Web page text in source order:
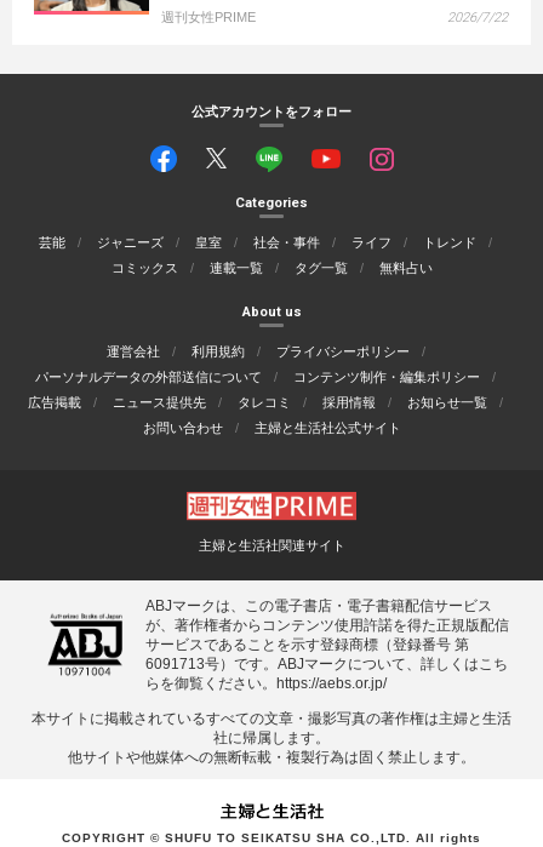
週刊女性PRIME 2026/7/22
公式アカウントをフォロー
Categories
芸能 ジャニーズ 皇室 社会・事件 ライフ
トレンド
コミックス
連載一覧 タグ一覧 無料占い
About us
運営会社 利用規約
プライバシーポリシー
パーソナルデータの外部送信について
コンテンツ制作・編集ポリシー
広告掲載
ニュース提供先 タレコミ 採用情報
お知らせ一覧
お問い合わせ
主婦と生活社公式サイト
主婦と生活社関連サイト
ABJマークは、この電子書店・電子書籍配信サービス
が、著作権者からコンテンツ使用許諾を得た正規版配信
サービスであることを示す登録商標（登録番号 第
6091713号）です。ABJマークについて、詳しくはこち
らを御覧ください。
https://aebs.or.jp/
本サイトに掲載されているすべての⽂章・撮影写真の著作権は主婦と⽣活
社に帰属します。
他サイトや他媒体への無断転載・複製⾏為は固く禁⽌します。
COPYRIGHT © SHUFU TO SEIKATSU SHA CO.,LTD. All rights